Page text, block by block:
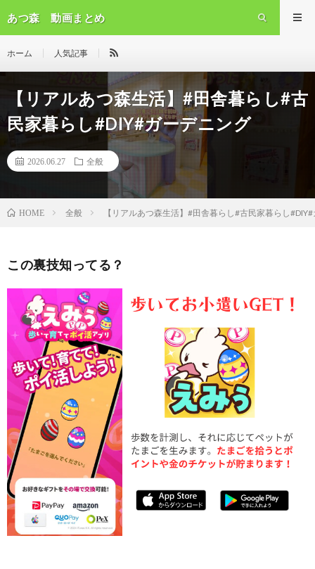
あつ森 動画まとめ
ホーム 人気記事
【リアルあつ森生活】#田舎暮らし#古
民家暮らし#DIY#ガーデニング
2026.06.27 全般
HOME 全般 【リアルあつ森生活】#田舎暮らし#古民家暮らし
この裏技知ってる？